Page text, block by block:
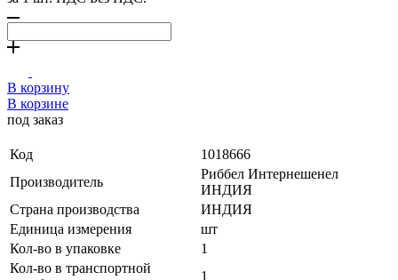
В корзину
В корзине
под заказ
Код
1018666
Производитель
Риббел Интернешенел
ИНДИЯ
Страна производства
ИНДИЯ
Единица измерения
шт
Кол-во в упаковке
1
Кол-во в транспортной
1